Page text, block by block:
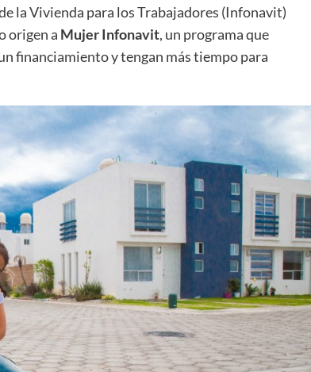
la Vivienda para los Trabajadores (Infonavit)
origen a Mujer Infonavit, un programa que
financiamiento y tengan más tiempo para